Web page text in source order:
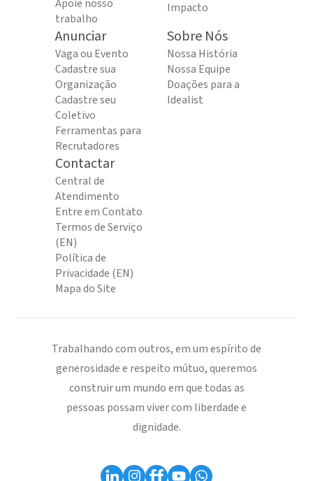
Apoie nosso
trabalho
Impacto
Anunciar
Vaga ou Evento
Cadastre sua
Organização
Cadastre seu
Coletivo
Ferramentas para
Recrutadores
Sobre Nós
Nossa História
Nossa Equipe
Doações para a
Idealist
Contactar
Central de
Atendimento
Entre em Contato
Termos de Serviço
(EN)
Política de
Privacidade (EN)
Mapa do Site
Trabalhando com outros, em um espírito de
generosidade e respeito mútuo, queremos
construir um mundo em que todas as
pessoas possam viver com liberdade e
dignidade.